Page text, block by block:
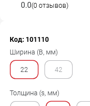
0.0(0 отзывов)
Код: 101110
Ширина (B, мм)
22 42
Толщина (s, мм)